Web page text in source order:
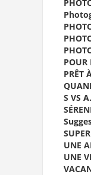
PRÊT
S VS
UNE
UNE